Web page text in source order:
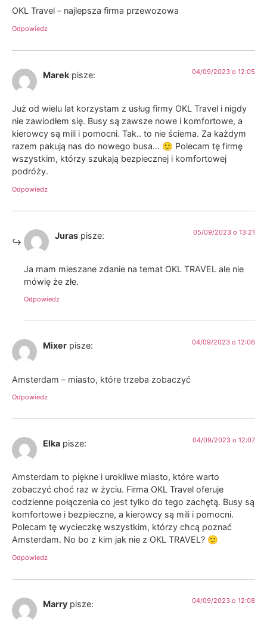
OKL Travel – najlepsza firma przewozowa
Odpowiedz
Marek pisze: 04/09/2023 o 12:05
Już od wielu lat korzystam z usług firmy OKL Travel i nigdy
nie zawiodłem się. Busy są zawsze nowe i komfortowe, a
kierowcy są mili i pomocni. Tak.. to nie ściema. Za każdym
razem pakują nas do nowego busa… 🙂 Polecam tę firmę
wszystkim, którzy szukają bezpiecznej i komfortowej
podróży.
Odpowiedz
Juras pisze: 05/09/2023 o 13:21
Ja mam mieszane zdanie na temat OKL TRAVEL ale nie
mówię że złe.
Odpowiedz
Mixer pisze: 04/09/2023 o 12:06
Amsterdam – miasto, które trzeba zobaczyć
Odpowiedz
Elka pisze: 04/09/2023 o 12:07
Amsterdam to piękne i urokliwe miasto, które warto
zobaczyć choć raz w życiu. Firma OKL Travel oferuje
codzienne połączenia co jest tylko do tego zachętą. Busy są
komfortowe i bezpieczne, a kierowcy są mili i pomocni.
Polecam tę wycieczkę wszystkim, którzy chcą poznać
Amsterdam. No bo z kim jak nie z OKL TRAVEL? 🙂
Odpowiedz
Marry pisze: 04/09/2023 o 12:08